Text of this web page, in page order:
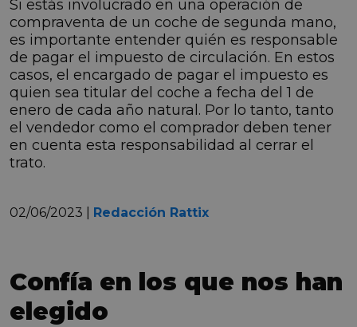
Si estás involucrado en una operación de
compraventa de un coche de segunda mano,
es importante entender quién es responsable
de pagar el impuesto de circulación. En estos
casos, el encargado de pagar el impuesto es
quien sea titular del coche a fecha del 1 de
enero de cada año natural. Por lo tanto, tanto
el vendedor como el comprador deben tener
en cuenta esta responsabilidad al cerrar el
trato.
02/06/2023 | Redacción Rattix
Confía en los que nos han
elegido